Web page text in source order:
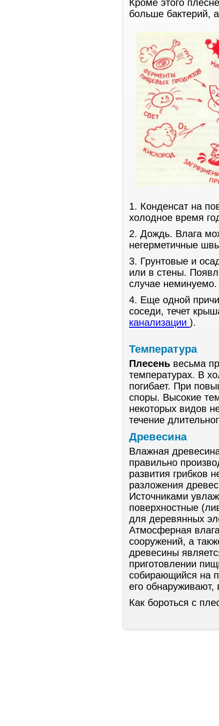
Кроме этого
больше бактерий,
1. Конденсат на
холодное время
2. Дождь. Влага
негерметичные
3. Грунтовые и
или в стены.
случае неминуемо.
4. Еще одной
соседи, течет
канализации ).
Температура
Плесень весьма
температурах. В
погибает. При
споры. Высокие
некоторых видов
течение
Древесина
Влажная
правильно
развития грибков
разложения
Источниками
поверхностные
для деревянных
Атмосферная
сооружений, а
древесины
приготовлении
собирающийся на
его
Как бороться с